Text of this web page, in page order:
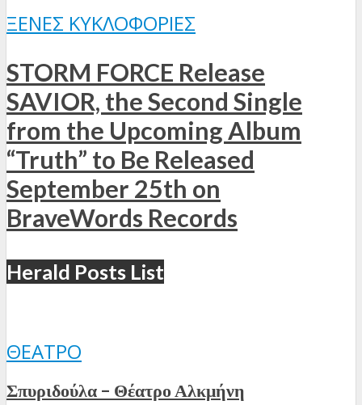
ΞΈΝΕΣ ΚΥΚΛΟΦΟΡΊΕΣ
STORM FORCE Release
SAVIOR, the Second Single
from the Upcoming Album
“Truth” to Be Released
September 25th on
BraveWords Records
Herald Posts List
ΘΈΑΤΡΟ
Σπυριδούλα – Θέατρο Αλκμήνη